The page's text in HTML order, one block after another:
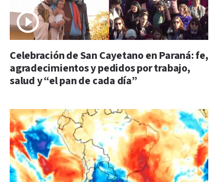
Celebración de San Cayetano en Paraná: fe,
agradecimientos y pedidos por trabajo,
salud y “el pan de cada día”